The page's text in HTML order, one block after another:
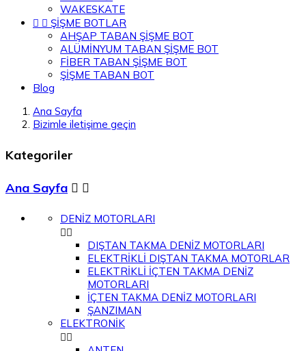
WAKESKATE
  ŞİŞME BOTLAR
AHŞAP TABAN ŞİŞME BOT
ALÜMİNYUM TABAN ŞİŞME BOT
FİBER TABAN ŞİŞME BOT
ŞİŞME TABAN BOT
Blog
Ana Sayfa
Bizimle iletişime geçin
Kategoriler
Ana Sayfa  
DENİZ MOTORLARI

DIŞTAN TAKMA DENİZ MOTORLARI
ELEKTRİKLİ DIŞTAN TAKMA MOTORLAR
ELEKTRİKLİ İÇTEN TAKMA DENİZ
MOTORLARI
İÇTEN TAKMA DENİZ MOTORLARI
ŞANZIMAN
ELEKTRONİK
